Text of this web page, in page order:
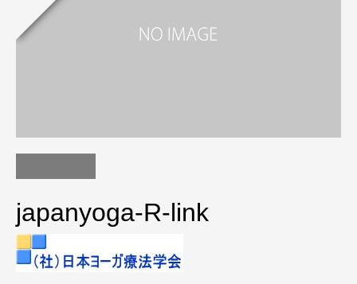
japanyoga-R-link